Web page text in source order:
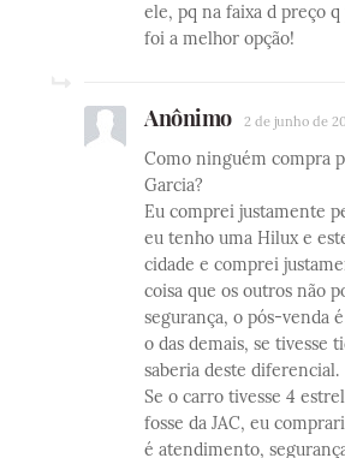
ele, pq na faixa d preço
foi a melhor opção!
Anônimo 2 de junho de
Como ninguém compra
Garcia?
Eu comprei justamente
eu tenho uma Hilux e
cidade e comprei
coisa que os outros não
segurança, o pós-venda
o das demais, se tivesse
saberia deste diferencial.
Se o carro tivesse 4
fosse da JAC, eu
é atendimento,